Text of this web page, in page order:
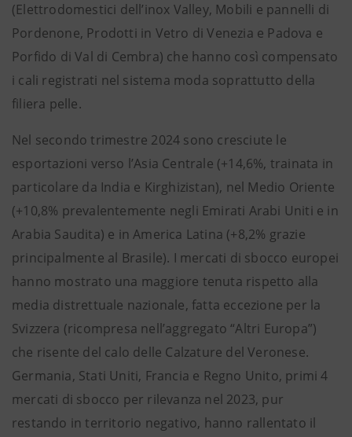
(Elettrodomestici dell’inox Valley, Mobili e pannelli di
Pordenone, Prodotti in Vetro di Venezia e Padova e
Porfido di Val di Cembra) che hanno così compensato
i cali registrati nel sistema moda soprattutto della
filiera pelle.
Nel secondo trimestre 2024 sono cresciute le
esportazioni verso l’Asia Centrale (+14,6%, trainata in
particolare da India e Kirghizistan), nel Medio Oriente
(+10,8% prevalentemente negli Emirati Arabi Uniti e in
Arabia Saudita) e in America Latina (+8,2% grazie
principalmente al Brasile). I mercati di sbocco europei
hanno mostrato una maggiore tenuta rispetto alla
media distrettuale nazionale, fatta eccezione per la
Svizzera (ricompresa nell’aggregato “Altri Europa”)
che risente del calo delle Calzature del Veronese.
Germania, Stati Uniti, Francia e Regno Unito, primi 4
mercati di sbocco per rilevanza nel 2023, pur
restando in territorio negativo, hanno rallentato il